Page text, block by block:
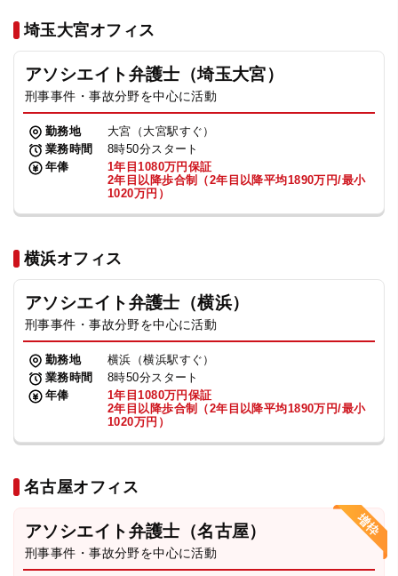
埼玉大宮オフィス
アソシエイト弁護士（埼玉大宮）
刑事事件・事故分野を中心に活動
勤務地
大宮（大宮駅すぐ）
業務時間
8時50分スタート
年俸
1年目1080万円保証
2年目以降歩合制（2年目以降平均1890万円/最小
1020万円）
横浜オフィス
アソシエイト弁護士（横浜）
刑事事件・事故分野を中心に活動
勤務地
横浜（横浜駅すぐ）
業務時間
8時50分スタート
年俸
1年目1080万円保証
2年目以降歩合制（2年目以降平均1890万円/最小
1020万円）
名古屋オフィス
アソシエイト弁護士（名古屋）
刑事事件・事故分野を中心に活動